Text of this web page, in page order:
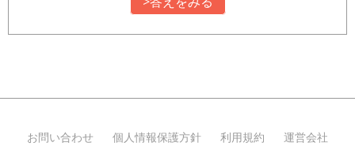
お問い合わせ 個人情報保護方針 利用規約 運営会社